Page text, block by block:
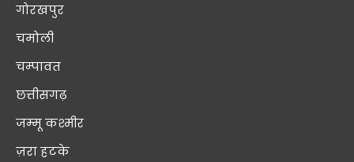
गोरखपुर
चमोली
चम्पावत
छत्तीसगढ़
जम्मू कश्मीर
ज़रा हटके